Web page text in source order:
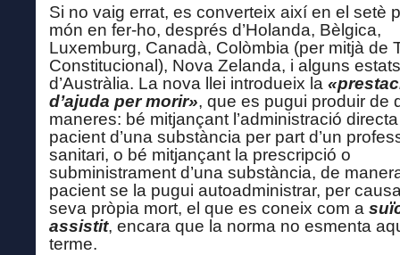
Si no vaig errat, es converteix així en el setè
món en fer-ho, després d’Holanda, Bèlgica,
Luxemburg, Canadà, Colòmbia (per mitjà de
Constitucional), Nova Zelanda, i alguns estats
d’Austràlia. La nova llei introdueix la
d’ajuda per morir», que es pugui produir de
maneres: bé mitjançant l’administració
pacient d’una substància per part d’un
sanitari, o bé mitjançant la prescripció o
subministrament d’una substància, de
pacient se la pugui autoadministrar, per
seva pròpia mort, el que es coneix com a
assistit, encara que la norma no esmenta
terme.